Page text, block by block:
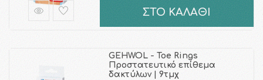
ΣΤΟ ΚΑΛΑΘΙ
GEHWOL - Toe Rings
Προστατευτικό επίθεμα
δακτύλων | 9τμχ